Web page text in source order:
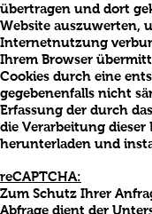
übertragen und dort
Website auszuwerten,
Internetnutzung
Ihrem Browser
Cookies durch eine
gegebenenfalls nicht
Erfassung der durch
die Verarbeitung
herunterladen und
reCAPTCHA:
Zum Schutz Ihrer
Abfrage dient der